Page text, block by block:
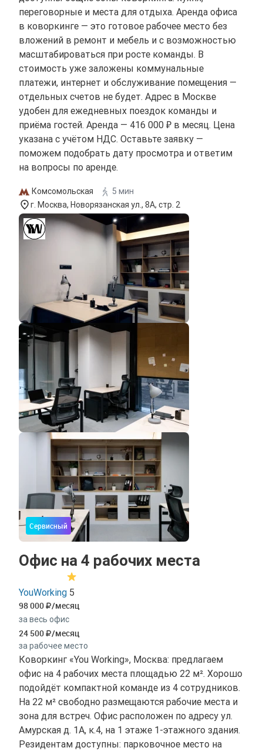
переговорные и места для отдыха. Аренда офиса
в коворкинге — это готовое рабочее место без
вложений в ремонт и мебель и с возможностью
масштабироваться при росте команды. В
стоимость уже заложены коммунальные
платежи, интернет и обслуживание помещения —
отдельных счетов не будет. Адрес в Москве
удобен для ежедневных поездок команды и
приёма гостей. Аренда — 416 000 ₽ в месяц. Цена
указана с учётом НДС. Оставьте заявку —
поможем подобрать дату просмотра и ответим
на вопросы по аренде.
Комсомольская
5 мин
г. Москва, Новорязанская ул., 8А, стр. 2
Сервисный
Офис на 4 рабочих места
YouWorking 5
98 000 /месяц
за весь офис
24 500 /месяц
за рабочее место
Коворкинг «You Working», Москва: предлагаем
офис на 4 рабочих места площадью 22 м². Хорошо
подойдёт компактной команде из 4 сотрудников.
На 22 м² свободно размещаются рабочие места и
зона для встреч. Офис расположен по адресу ул.
Амурская д. 1А, к.4, на 1 этаже 1-этажного здания.
Резидентам доступны: парковочное место на